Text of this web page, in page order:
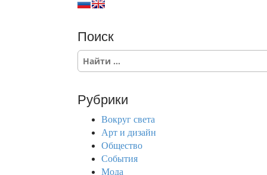
Поиск
S
e
c
Рубрики
Вокруг света
Арт и дизайн
Общество
События
Мода